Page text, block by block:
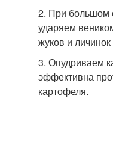
2. При большом
ударяем
жуков и
3. Опудриваем
эффективна
картофеля.